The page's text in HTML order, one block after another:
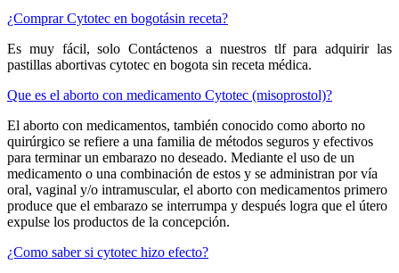
¿Comprar Cytotec en bogotásin receta?
Es muy fácil, solo Contáctenos a nuestros tlf para adquirir las
pastillas abortivas cytotec en bogota sin receta médica.
Que es el aborto con medicamento Cytotec (misoprostol)?
El aborto con medicamentos, también conocido como aborto no
quirúrgico se refiere a una familia de métodos seguros y efectivos
para terminar un embarazo no deseado. Mediante el uso de un
medicamento o una combinación de estos y se administran por vía
oral, vaginal y/o intramuscular, el aborto con medicamentos primero
produce que el embarazo se interrumpa y después logra que el útero
expulse los productos de la concepción.
¿Como saber si cytotec hizo efecto?